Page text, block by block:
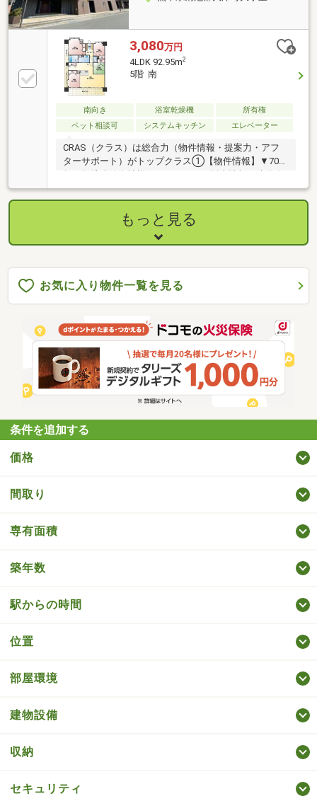
3,080万円
4LDK 92.95m2
5階 南
南向き 浴室乾燥機
所有権
ペット相談可
システムキッチン エレベーター
CRAS（クラス）は総合力（物件情報・提案力・アフ
ターサポート）がトップクラス①【物件情報】▼70社
超の提携建築会社様モデルハウスの販売情報や建築会
社様保有の土地情報有り！▼関連会社の新着・未公開
物件情報②【提案力】▼住宅ローン金融機関様の比較
や住宅ローンの審査のコツも把握！▼後悔しないため
のライフプランシミュレーションFPへの家計の見直し
相談も可能！【アフターサポート】▼税金面等のアド
ご相談もお任せ！▼お引渡し後のアフターサポートお
引渡し後のメンテナンス（リフォーム）、将来的な売
却・賃貸等の運用サポート！
もっと見る
お気に入り物件一覧を見る
条件を追加する
価格
間取り
専有面積
築年数
駅からの時間
位置
部屋環境
建物設備
収納
セキュリティ